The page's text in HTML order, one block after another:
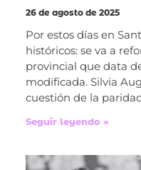
26 de agosto de 2025
Por estos días en
históricos: se va a
provincial que data
modificada. Silvia
cuestión de la
Seguir leyendo »